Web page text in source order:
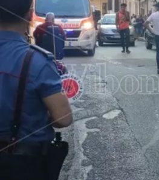
SANITÀ
AMBIENTE
SOCIETÀ
CULTURA
ECONOMIA E LAVORO
EVENTI